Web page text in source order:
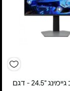
מסך מחשב גיימינג "24.5 - דגם